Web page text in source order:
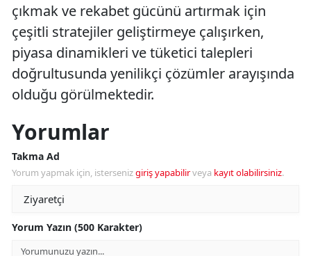
çıkmak ve rekabet gücünü artırmak için
çeşitli stratejiler geliştirmeye çalışırken,
piyasa dinamikleri ve tüketici talepleri
doğrultusunda yenilikçi çözümler arayışında
olduğu görülmektedir.
Yorumlar
Takma Ad
Yorum yapmak için, istersenizgiriş yapabilirveya kayıt olabilirsiniz.
Yorum Yazın (500 Karakter)